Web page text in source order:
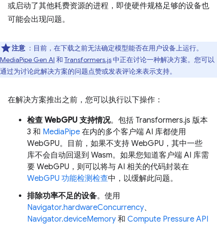
或启动了其他耗费资源的进程，即使硬件规格足够的设备也
可能会出现问题。
注意 ：目前，在下载之前无法确定模型能否在用户设备上运行。
MediaPipe Gen AI 和 Transformers.js中正在讨论一种解决方案。您可以
通过为讨论此解决方案的问题点赞或发表评论来表示支持。
在解决方案推出之前，您可以执行以下操作：
检查 WebGPU 支持情况。包括 Transformers.js 版本
3 和 MediaPipe 在内的多个客户端 AI 库都使用
WebGPU。目前，如果不支持 WebGPU，其中一些
库不会自动回退到 Wasm。如果您知道客户端 AI 库需
要 WebGPU，则可以将与 AI 相关的代码封装在
WebGPU 功能检测检查中，以缓解此问题。
排除功率不足的设备。使用
Navigator.hardwareConcurrency、
Navigator.deviceMemory 和 Compute Pressure API